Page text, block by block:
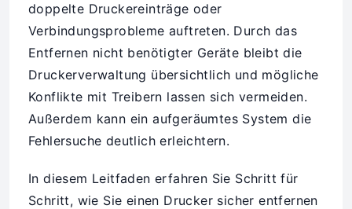
doppelte Druckereinträge oder
Verbindungsprobleme auftreten. Durch das
Entfernen nicht benötigter Geräte bleibt die
Druckerverwaltung übersichtlich und mögliche
Konflikte mit Treibern lassen sich vermeiden.
Außerdem kann ein aufgeräumtes System die
Fehlersuche deutlich erleichtern.
In diesem Leitfaden erfahren Sie Schritt für
Schritt, wie Sie einen Drucker sicher entfernen